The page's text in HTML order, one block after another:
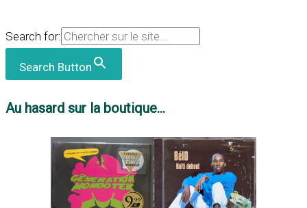
Search for:
Search Button
Au hasard sur la boutique...